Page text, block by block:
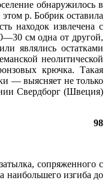
обнаружилось в
р. Бобрик оставила
находок извлечена с
см одна от другой,
являлись остатками
неолитической
крючка. Такая
— выясняет не только
Свердборг (Швеция)
98
сопряженного с
наибольшего изгиба до